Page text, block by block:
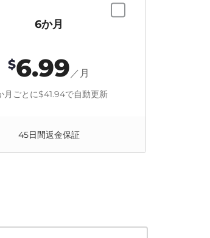
6か月
$6.99 ／月
月ごとに$41.94で自動更新
45日間返金保証